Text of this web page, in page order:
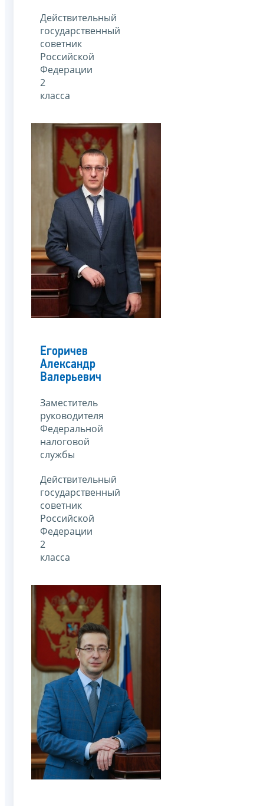
Действительный
государственный
советник
Российской
Федерации
2
класса
Егоричев
Александр
Валерьевич
Заместитель
руководителя
Федеральной
налоговой
службы
Действительный
государственный
советник
Российской
Федерации
2
класса